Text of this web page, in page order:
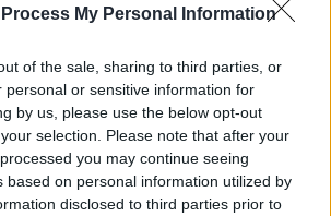
Process My Personal Information
of the sale, sharing to third parties, or
personal or sensitive information for
by us, please use the below opt-out
selection. Please note that after your
you may continue seeing
based on personal information utilized by
disclosed to third parties prior to